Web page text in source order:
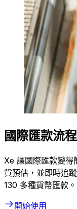
國際匯款流
Xe 讓國際匯款變得
貨預估，並即時追
130 多種貨幣匯款。
開始使用